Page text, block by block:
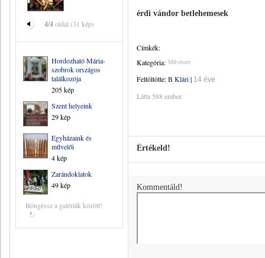
4/4oldal (31 kép)
Hordozható Mária-
szobrok országos
találkozója
205 kép
Szent helyeink
29 kép
Egyházaink és
művelői
4 kép
Zarándoklatok
49 kép
Böngéssz a galériák között!
érdi vándor betlehemesek
Címkék:
Kategória: Művészet
Feltöltötte:B Klári| 14 éve
Látta 588 ember.
Értékeld!
Kommentáld!